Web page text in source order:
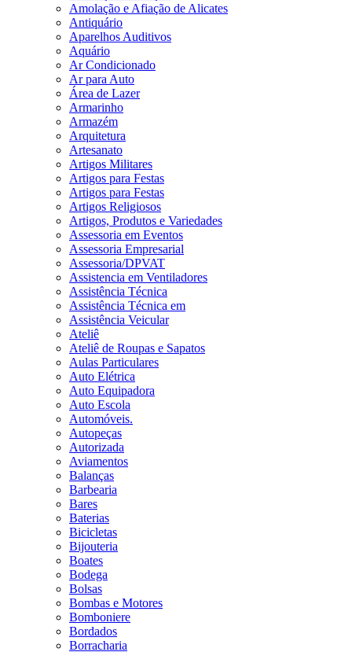
Amolação e Afiação de Alicates
Antiquário
Aparelhos Auditivos
Aquário
Ar Condicionado
Ar para Auto
Área de Lazer
Armarinho
Armazém
Arquitetura
Artesanato
Artigos Militares
Artigos para Festas
Artigos para Festas
Artigos Religiosos
Artigos, Produtos e Variedades
Assessoria em Eventos
Assessoria Empresarial
Assessoria/DPVAT
Assistencia em Ventiladores
Assistência Técnica
Assistência Técnica em
Assistência Veicular
Ateliê
Ateliê de Roupas e Sapatos
Aulas Particulares
Auto Elétrica
Auto Equipadora
Auto Escola
Automóveis.
Autopeças
Autorizada
Aviamentos
Balanças
Barbearia
Bares
Baterias
Bicicletas
Bijouteria
Boates
Bodega
Bolsas
Bombas e Motores
Bomboniere
Bordados
Borracharia